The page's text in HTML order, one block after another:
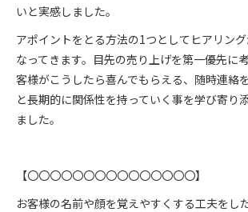
いと実感しました。
アポイントをとる方法の1つとしてヒアリン
なってきます。目先の売り上げを第一優先に
客様がこうしたら喜んでもらえる、随時連絡
と長期的に関係性を持っていく事を学び寄り
ました。
【〇〇〇〇〇〇〇〇〇〇〇〇〇〇〇】
お客様の名前や顔を覚えやすくする工夫をし